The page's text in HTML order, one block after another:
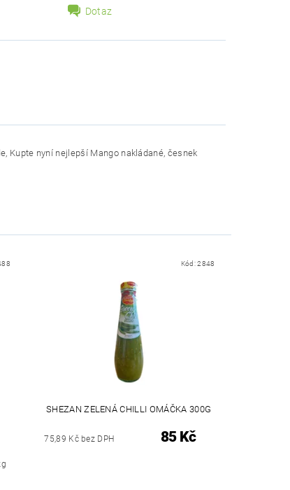
Dotaz
Kupte nyní nejlepší Mango nakládané, česnek
Kód:2848
SHEZAN ZELENÁ CHILLI OMÁČKA 300G
75,89 Kč bez DPH 85 Kč